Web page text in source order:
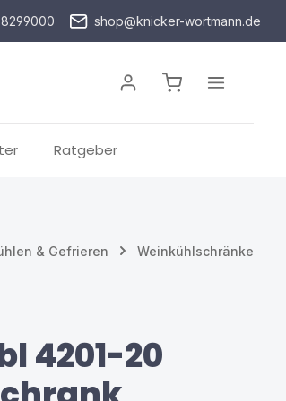
shop@knicker-wortmann.de
Warenkorb
Ratgeber
& Gefrieren Weinkühlschränke
4201-20